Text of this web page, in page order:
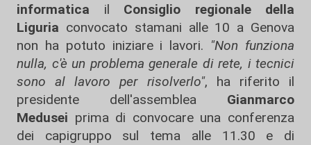
informatica il Consiglio regionale della
Liguria convocato stamani alle 10 a Genova
non ha potuto iniziare i lavori. "Non funziona
nulla, c'è un problema generale di rete, i tecnici
sono al lavoro per risolverlo", ha riferito il
presidente dell'assemblea Gianmarco
Medusei prima di convocare una conferenza
dei capigruppo sul tema alle 11.30 e di